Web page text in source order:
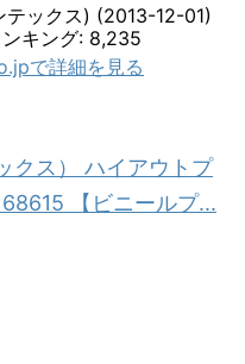
テックス) (2013-12-01)
キング: 8,235
で詳細を見る
ス） ハイアウトプ
【ビニールプ...